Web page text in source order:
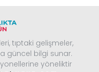
tıptaki gelişmeler,
güncel bilgi sunar.
yöneliktir
SİNİR CERRAHİSİ